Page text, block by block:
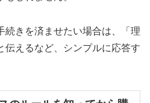
続きを済ませたい場合は、「理
伝えるなど、シンプルに応答す